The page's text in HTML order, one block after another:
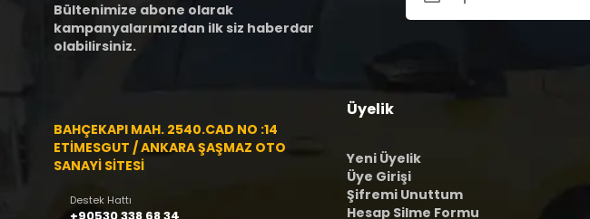
Bültenimize abone olarak
kampanyalarımızdan ilk siz haberdar
olabilirsiniz.
BAHÇEKAPI MAH. 2540.CAD NO :14
ETİMESGUT / ANKARA ŞAŞMAZ OTO
SANAYİ SİTESİ
Destek Hattı
Üyelik
Yeni Üyelik
Üye Girişi
Şifremi Unuttum
Hesap Silme Formu